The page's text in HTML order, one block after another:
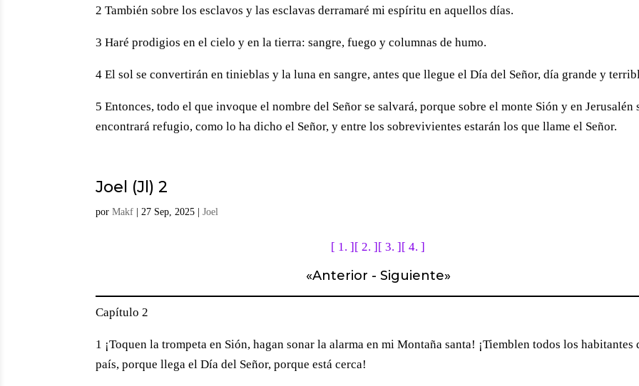
2 También sobre los esclavos y las esclavas derramaré mi espíritu en aquellos días.
3 Haré prodigios en el cielo y en la tierra: sangre, fuego y columnas de humo.
4 El sol se convertirán en tinieblas y la luna en sangre, antes que llegue el Día del Señor, día grande y
5 Entonces, todo el que invoque el nombre del Señor se salvará, porque sobre el monte Sión y en Jerusalén
encontrará refugio, como lo ha dicho el Señor, y entre los sobrevivientes estarán los que llame el Señor.
Joel (Jl) 2
porMakf |27 Sep, 2025 |Joel
[ 1. ] [ 2. ] [ 3. ] [ 4. ]
«Anterior - Siguiente»
Capítulo 2
1 ¡Toquen la trompeta en Sión, hagan sonar la alarma en mi Montaña santa! ¡Tiemblen todos los habitantes
país, porque llega el Día del Señor, porque está cerca!